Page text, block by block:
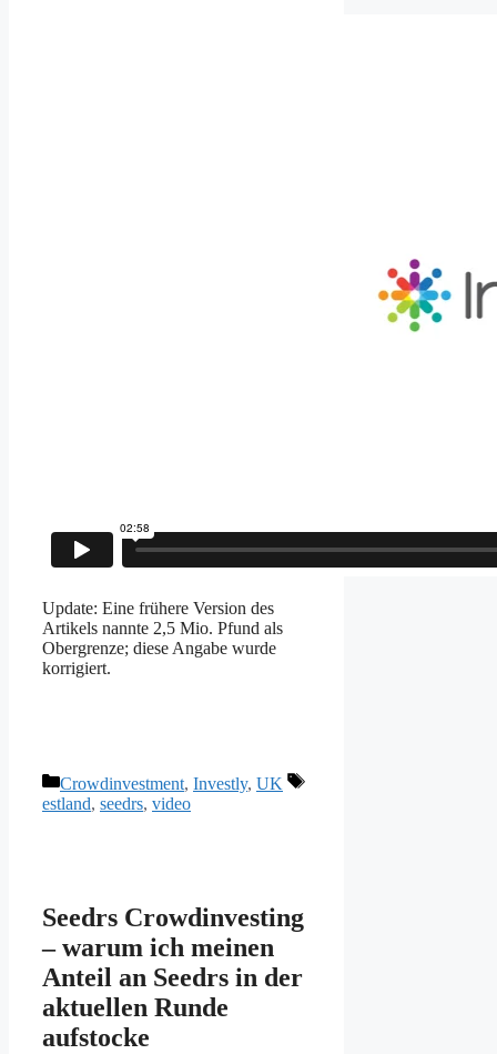
Update: Eine frühere Version des
Artikels nannte 2,5 Mio. Pfund als
Obergrenze; diese Angabe wurde
korrigiert.
Kategorien
Crowdinvestment, Investly, UK
Schlagwörter
estland, seedrs, video
Seedrs Crowdinvesting
– warum ich meinen
Anteil an Seedrs in der
aktuellen Runde
aufstocke